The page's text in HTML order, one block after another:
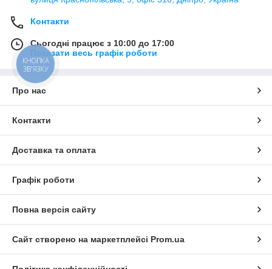
Контакти
Сьогодні працює з 10:00 до 17:00
Показати весь графік роботи
Про нас
Контакти
Доставка та оплата
Графік роботи
Повна версія сайту
Сайт створено на маркетплейсі Prom.ua
КНОПКА
ЗВ'ЯЗКУ